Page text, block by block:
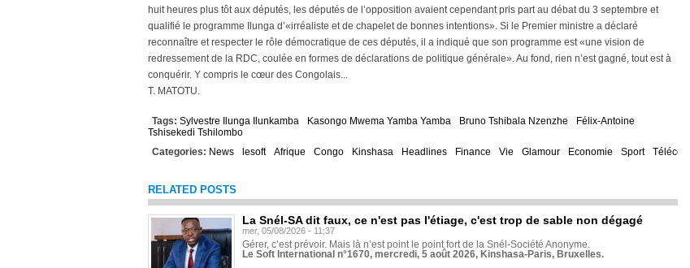
huit heures plus tôt aux députés, les députés de l’opposition avaient cependant pris part au débat du 3 septembre et
qualifié le programme Ilunga d’«irréaliste et de chapelet de bonnes intentions». Si le Premier ministre a déclaré
reconnaître et respecter le rôle démocratique de ces députés, il a indiqué que son programme est «une vision de
redressement de la RDC, coulée en formes de déclarations de politique générale». Au fond, rien n’est gagné, tout est à
conquérir. Y compris le cœur des Congolais...
T. MATOTU.
Tags: Sylvestre Ilunga Ilunkamba Kasongo Mwema Yamba Yamba Bruno Tshibala Nzenzhe
Félix-Antoine
Tshisekedi Tshilombo
Categories: News lesoft Afrique Congo Kinshasa Headlines Finance Vie Glamour Economie Sport Télécom
RELATED POSTS
La Snél-SA dit faux, ce n'est pas l'étiage, c'est trop de sable non dégagé
mer, 05/08/2026 - 11:37
Gérer, c’est prévoir. Mais là n’est point le point fort de la Snél-Société Anonyme.
Le Soft International n°1670, mercredi, 5 août 2026, Kinshasa-Paris, Bruxelles.